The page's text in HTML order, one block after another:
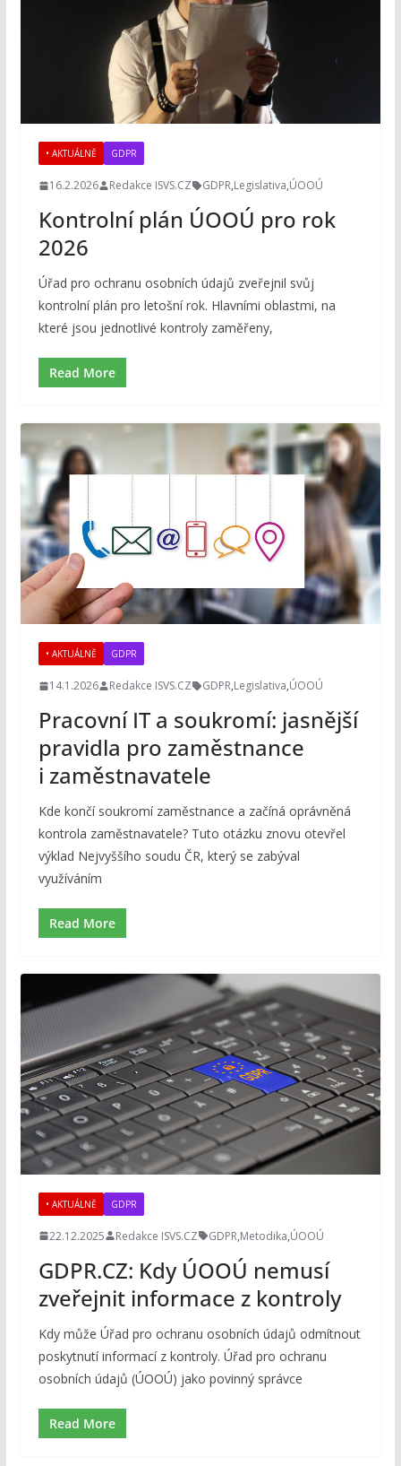
• AKTUÁLNĚ GDPR
16.2.2026 Redakce ISVS.CZ GDPR,Legislativa,ÚOOÚ
Kontrolní plán ÚOOÚ pro rok
2026
Úřad pro ochranu osobních údajů zveřejnil svůj
kontrolní plán pro letošní rok. Hlavními oblastmi, na
které jsou jednotlivé kontroly zaměřeny,
Read More
• AKTUÁLNĚ GDPR
14.1.2026 Redakce ISVS.CZ GDPR,Legislativa,ÚOOÚ
Pracovní IT a soukromí: jasnější
pravidla pro zaměstnance
i zaměstnavatele
Kde končí soukromí zaměstnance a začíná oprávněná
kontrola zaměstnavatele? Tuto otázku znovu otevřel
výklad Nejvyššího soudu ČR, který se zabýval
využíváním
Read More
• AKTUÁLNĚ GDPR
22.12.2025 Redakce ISVS.CZ GDPR,Metodika,ÚOOÚ
GDPR.CZ: Kdy ÚOOÚ nemusí
zveřejnit informace z kontroly
Kdy může Úřad pro ochranu osobních údajů odmítnout
poskytnutí informací z kontroly. Úřad pro ochranu
osobních údajů (ÚOOÚ) jako povinný správce
Read More